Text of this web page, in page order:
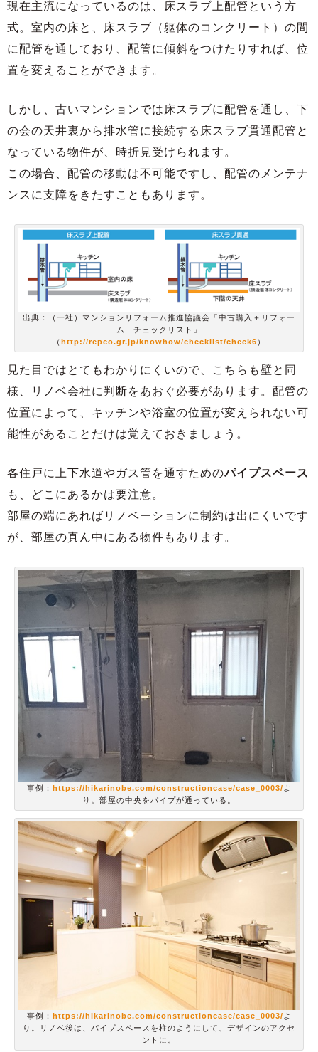
現在主流になっているのは、床スラブ上配管という方
式。室内の床と、床スラブ（躯体のコンクリート）の間
に配管を通しており、配管に傾斜をつけたりすれば、位
置を変えることができます。
しかし、古いマンションでは床スラブに配管を通し、下
の会の天井裏から排水管に接続する床スラブ貫通配管と
なっている物件が、時折見受けられます。
この場合、配管の移動は不可能ですし、配管のメンテナ
ンスに支障をきたすこともあります。
出典：（一社）マンションリフォーム推進協議会「中古購入＋リフォー
ム チェックリスト」
（ http://repco.gr.jp/knowhow/checklist/check6 ）
見た目ではとてもわかりにくいので、こちらも壁と同
様、リノベ会社に判断をあおぐ必要があります。配管の
位置によって、キッチンや浴室の位置が変えられない可
能性があることだけは覚えておきましょう。
各住戸に上下水道やガス管を通すためのパイプスペース
も、どこにあるかは要注意。
部屋の端にあればリノベーションに制約は出にくいです
が、部屋の真ん中にある物件もあります。
事例： https://hikarinobe.com/constructioncase/case_0003/ よ
り。部屋の中央をパイプが通っている。
事例： https://hikarinobe.com/constructioncase/case_0003/ よ
り。リノベ後は、パイプスペースを柱のようにして、デザインのアクセ
ントに。